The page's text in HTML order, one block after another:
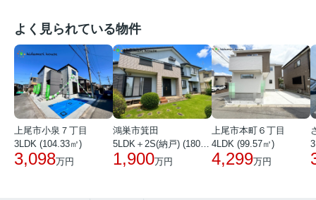
よく見られている物件
上尾市小泉７丁目
3LDK (104.33㎡)
3,098万円
鴻巣市箕田
1,900万円
上尾市本町６丁目
4LDK (99.57㎡)
4,299万円